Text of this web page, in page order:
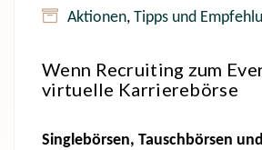
Aktionen, Tipps und
Wenn Recruiting zum
virtuelle Karrierebörse
Singlebörsen, Tauschbörsen